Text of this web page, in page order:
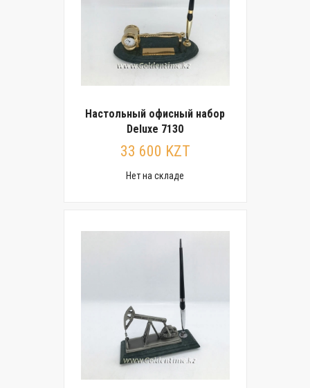
Настольный офисный набор
Deluxe 7130
33 600 KZT
Нет на складе